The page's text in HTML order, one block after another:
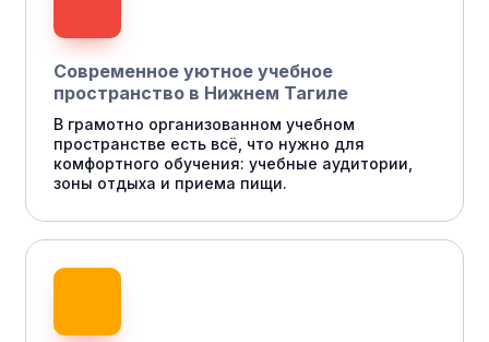
Современное уютное учебное
пространство в Нижнем Тагиле
В грамотно организованном учебном
пространстве есть всё, что нужно для
комфортного обучения: учебные аудитории,
зоны отдыха и приема пищи.